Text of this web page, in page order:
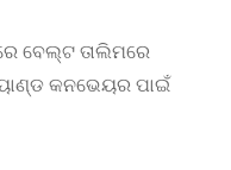
ବେଲ୍ଟ ତାଲିମରେ
କନଭେୟର ପାଇଁ